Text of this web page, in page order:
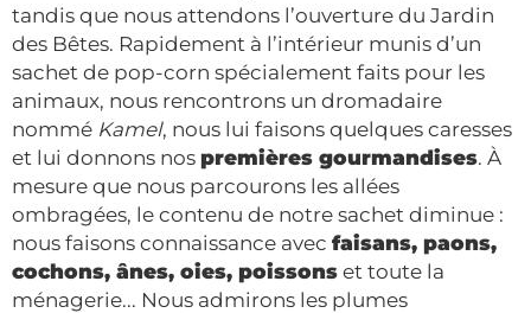
tandis que nous attendons l’ouverture du Jardin
des Bêtes. Rapidement à l’intérieur munis d’un
sachet de pop-corn spécialement faits pour les
animaux, nous rencontrons un dromadaire
nommé Kamel, nous lui faisons quelques caresses
et lui donnons nos premières gourmandises. À
mesure que nous parcourons les allées
ombragées, le contenu de notre sachet diminue :
nous faisons connaissance avec faisans, paons,
cochons, ânes, oies, poissons et toute la
ménagerie... Nous admirons les plumes